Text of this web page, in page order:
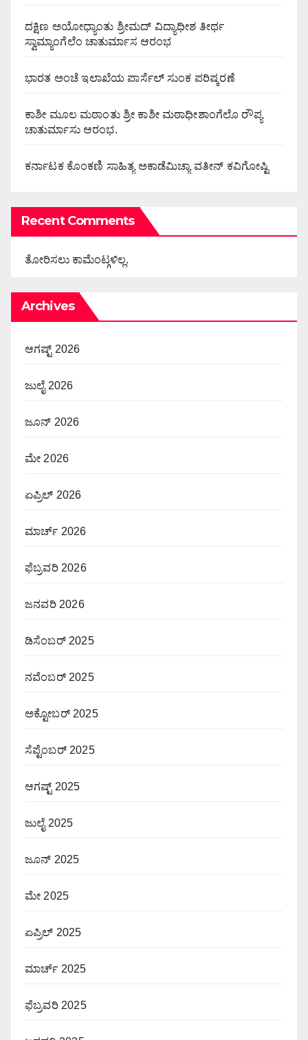
ದಕ್ಷಿಣ ಅಯೋಧ್ಯಾಂತು ಶ್ರೀಮದ್ ವಿದ್ಯಾಧೀಶ ತೀರ್ಥ
ಸ್ವಾಮ್ಯಾಂಗೆಲೆಂ ಚಾತುರ್ಮಾಸ ಆರಂಭ
ಭಾರತ ಅಂಚೆ ಇಲಾಖೆಯ ಪಾರ್ಸೆಲ್ ಸುಂಕ ಪರಿಷ್ಕರಣೆ
ಕಾಶೀ ಮೂಲ ಮಠಾಂತು ಶ್ರೀ ಕಾಶೀ ಮಠಾಧೀಶಾಂಗೆಲೊ ರೌಪ್ಯ
ಚಾತುರ್ಮಾಸು ಆರಂಭ.
ಕರ್ನಾಟಕ ಕೊಂಕಣಿ ಸಾಹಿತ್ಯ ಅಕಾಡೆಮಿಚ್ಯಾ ವತೀನ್ ಕವಿಗೋಷ್ಟಿ
Recent Comments
ತೋರಿಸಲು ಕಾಮೆಂಟ್ಗಳಿಲ್ಲ.
Archives
ಆಗಷ್ಟ್ 2026
ಜುಲೈ 2026
ಜೂನ್ 2026
ಮೇ 2026
ಏಪ್ರಿಲ್ 2026
ಮಾರ್ಚ್ 2026
ಫೆಬ್ರವರಿ 2026
ಜನವರಿ 2026
ಡಿಸೆಂಬರ್ 2025
ನವೆಂಬರ್ 2025
ಅಕ್ಟೋಬರ್ 2025
ಸೆಪ್ಟೆಂಬರ್ 2025
ಆಗಷ್ಟ್ 2025
ಜುಲೈ 2025
ಜೂನ್ 2025
ಮೇ 2025
ಏಪ್ರಿಲ್ 2025
ಮಾರ್ಚ್ 2025
ಫೆಬ್ರವರಿ 2025